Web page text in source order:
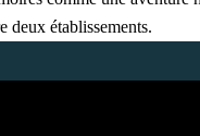
deux établissements.